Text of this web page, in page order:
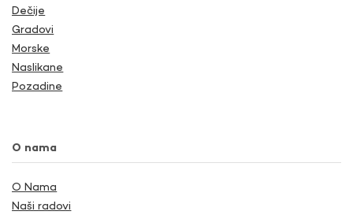
Dečije
Gradovi
Morske
Naslikane
Pozadine
O nama
O Nama
Naši radovi